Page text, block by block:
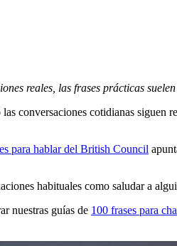
reales, las frases prácticas
conversaciones cotidianas
para hablar del British Council
habituales como saludar a
nuestras guías de 100 frases para